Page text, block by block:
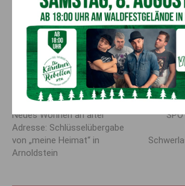
Kapas RIVER
Möderndorf 47
9620 Hermagor
+43 676 843 555 441
kapas@aon.at
https://www.kapas-nassfeld.at/
Vorheriger Artikel
Neues Wohnen an alter
Adresse: Schlüsselübergabe
von „meine Heimat“ in
Arnoldstein